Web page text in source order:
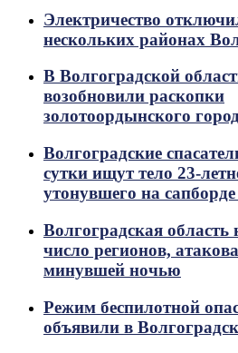
Электричество
нескольких районах
В Волгоградской
возобновили раскопки
золотоордынского
Волгоградские
сутки ищут тело 23-
утонувшего на
Волгоградская область
число регионов,
минувшей ночью
Режим беспилотной
объявили в